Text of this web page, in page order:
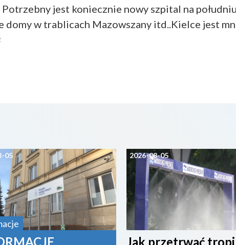
jest koniecznie nowy szpital na
domy w trablicach Mazowszany itd..Kielce jest
05 2026-08-05
Jak przetrwać